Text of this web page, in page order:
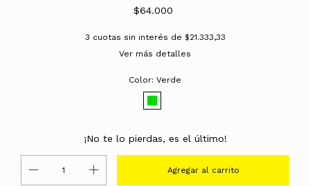
$64.000
3 cuotas sin interés de $21.333,33
Ver más detalles
Color: Verde
¡No te lo pierdas, es el último!